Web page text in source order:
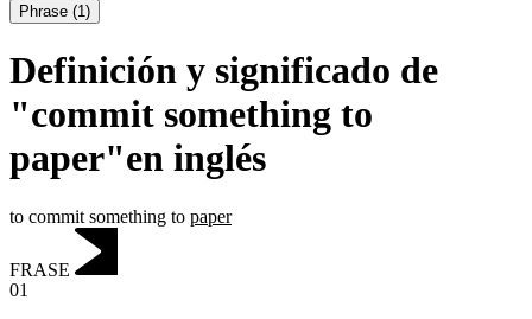
Phrase (1)
Definición y significado de
"commit something to
paper"en inglés
to commit something to paper
FRASE
01